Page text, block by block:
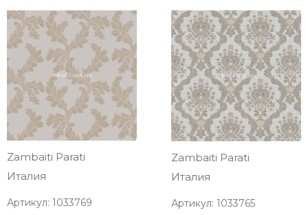
Zambaiti Parati
Италия
Артикул: 1033769
Zambaiti Parati
Италия
Артикул: 1033765